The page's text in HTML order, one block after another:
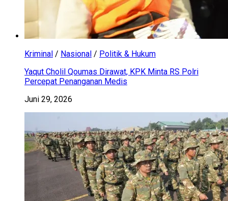
Kriminal / Nasional / Politik & Hukum
Yaqut Cholil Qoumas Dirawat, KPK Minta RS Polri
Percepat Penanganan Medis
Juni 29, 2026